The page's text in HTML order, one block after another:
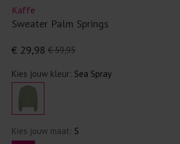
Kaffe
Sweater Palm Springs
€ 59,95
€ 29,98
Kies jouw kleur: Sea Spray
Kies jouw maat: S